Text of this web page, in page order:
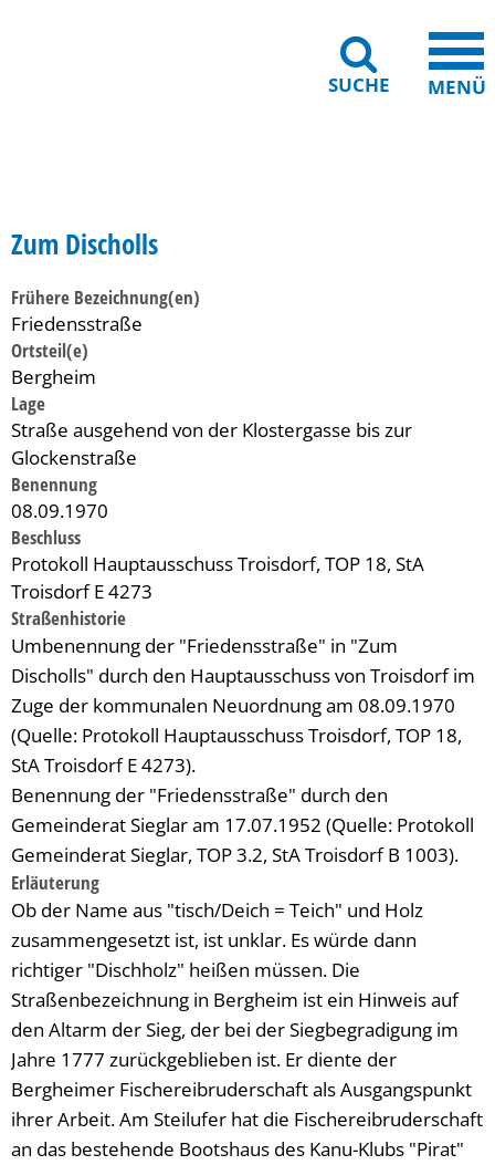
SUCHE MENÜ
Zum Discholls
Frühere Bezeichnung(en)
Friedensstraße
Ortsteil(e)
Bergheim
Lage
Straße ausgehend von der Klostergasse bis zur
Glockenstraße
Benennung
08.09.1970
Beschluss
Protokoll Hauptausschuss Troisdorf, TOP 18, StA
Troisdorf E 4273
Straßenhistorie
Umbenennung der "Friedensstraße" in "Zum
Discholls" durch den Hauptausschuss von Troisdorf im
Zuge der kommunalen Neuordnung am 08.09.1970
(Quelle: Protokoll Hauptausschuss Troisdorf, TOP 18,
StA Troisdorf E 4273).
Benennung der "Friedensstraße" durch den
Gemeinderat Sieglar am 17.07.1952 (Quelle: Protokoll
Gemeinderat Sieglar, TOP 3.2, StA Troisdorf B 1003).
Erläuterung
Ob der Name aus "tisch/Deich = Teich" und Holz
zusammengesetzt ist, ist unklar. Es würde dann
richtiger "Dischholz" heißen müssen. Die
Straßenbezeichnung in Bergheim ist ein Hinweis auf
den Altarm der Sieg, der bei der Siegbegradigung im
Jahre 1777 zurückgeblieben ist. Er diente der
Bergheimer Fischereibruderschaft als Ausgangspunkt
ihrer Arbeit. Am Steilufer hat die Fischereibruderschaft
an das bestehende Bootshaus des Kanu-Klubs "Pirat"